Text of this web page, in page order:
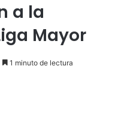
a la
Mayor
1 minuto de lectura